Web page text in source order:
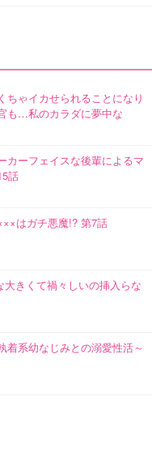
ちゃイカせられることになり
も…私のカラダに夢中な
カーフェイスな後輩によるマ
話
はガチ悪魔!? 第7話
きくて禍々しいの挿入らな
着系幼なじみとの溺愛性活～